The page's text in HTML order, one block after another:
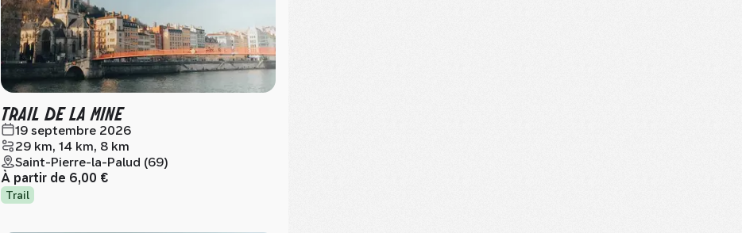
TRAIL DE LA MINE
19 septembre 2026
29 km, 14 km, 8 km
Saint-Pierre-la-Palud (69)
À partir de 6,00 €
Trail